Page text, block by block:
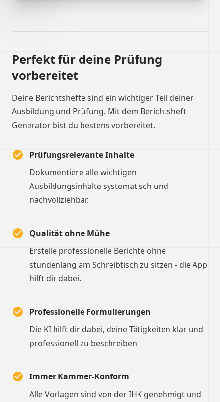
Perfekt für deine Prüfung
vorbereitet
Deine Berichtshefte sind ein wichtiger Teil deiner
Ausbildung und Prüfung. Mit dem Berichtsheft
Generator bist du bestens vorbereitet.
Prüfungsrelevante Inhalte
Dokumentiere alle wichtigen
Ausbildungsinhalte systematisch und
nachvollziehbar.
Qualität ohne Mühe
Erstelle professionelle Berichte ohne
stundenlang am Schreibtisch zu sitzen - die App
hilft dir dabei.
Professionelle Formulierungen
Die KI hilft dir dabei, deine Tätigkeiten klar und
professionell zu beschreiben.
Immer Kammer-Konform
Alle Vorlagen sind von der IHK genehmigt und